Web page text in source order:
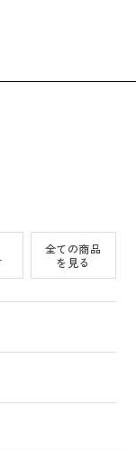
全ての商品
を見る